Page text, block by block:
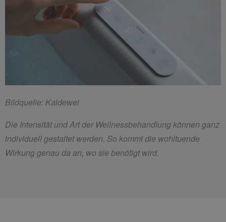
Bildquelle: Kaldewei
Die Intensität und Art der Wellnessbehandlung können ganz
individuell gestaltet werden. So kommt die wohltuende
Wirkung genau da an, wo sie benötigt wird.